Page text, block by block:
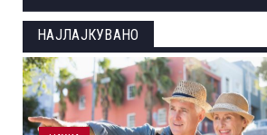
НАЈЛАЈКУВАНО